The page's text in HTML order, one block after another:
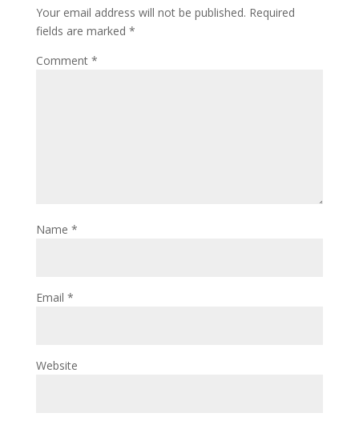
Your email address will not be published. Required
fields are marked *
Comment *
Name *
Email *
Website